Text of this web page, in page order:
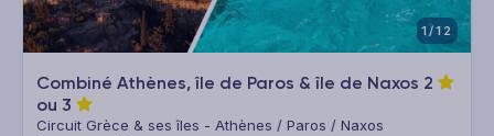
1/12
Combiné Athènes, île de Paros & île de Naxos 2
ou 3
Circuit Grèce & ses îles - Athènes / Paros / Naxos